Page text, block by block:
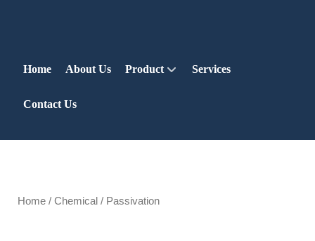
Home About Us Product Services
Contact Us
Home / Chemical / Passivation